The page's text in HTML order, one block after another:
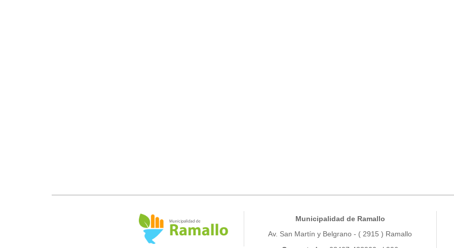
Municipalidad de Ramallo
Av. San Martín y Belgrano - ( 2915 ) Ramallo